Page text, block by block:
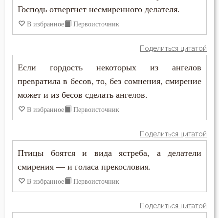
Радость
Раздражительность
Ревность по Богу
Родители
Самомнение
Священники
Сердце
Симеон Солунский
Феогност
Феодор Студит
Феодорит Кирский
Феолипт Филадельфийский
Феофан Затворник
Господь отвергнет несмиренного делателя.
В избранное Первоисточник
Поделиться цитатой
Если гордость некоторых из ангелов
превратила в бесов, то, без сомнения, смирение
может и из бесов сделать ангелов.
В избранное Первоисточник
Поделиться цитатой
Птицы боятся и вида ястреба, а делатели
смирения — и голаса прекословия.
В избранное Первоисточник
Поделиться цитатой